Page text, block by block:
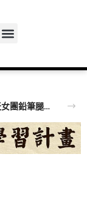
王彩樺擔任味全龍開球嘉賓 尬舞小龍女「逆天女團鉛筆腿」搶鏡